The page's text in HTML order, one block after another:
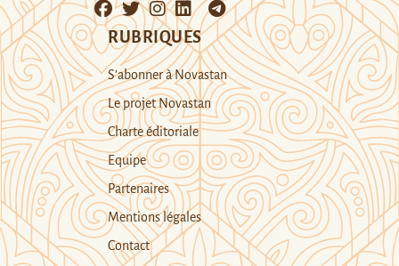
RUBRIQUES
S’abonner à Novastan
Le projet Novastan
Charte éditoriale
Equipe
Partenaires
Mentions légales
Contact